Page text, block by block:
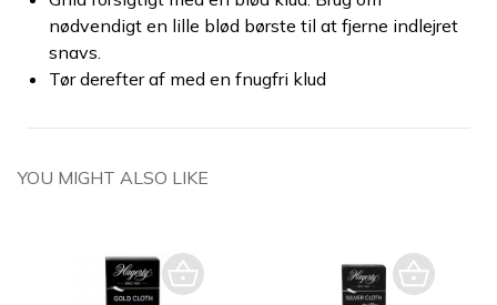
nødvendigt en lille blød børste til at fjerne indlejret
snavs.
Tør derefter af med en fnugfri klud
YOU MIGHT ALSO LIKE